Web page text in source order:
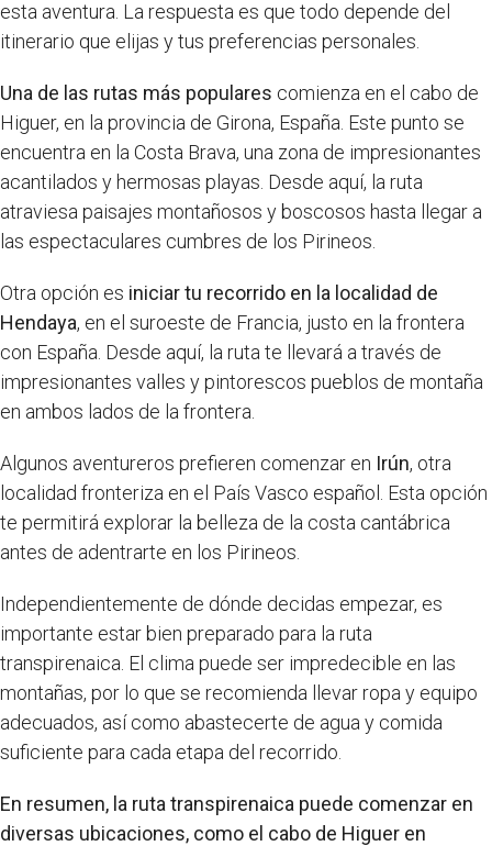
esta aventura. La respuesta es que todo depende del
itinerario que elijas y tus preferencias personales.
Una de las rutas más populares comienza en el cabo de
Higuer, en la provincia de Girona, España. Este punto se
encuentra en la Costa Brava, una zona de impresionantes
acantilados y hermosas playas. Desde aquí, la ruta
atraviesa paisajes montañosos y boscosos hasta llegar a
las espectaculares cumbres de los Pirineos.
Otra opción es iniciar tu recorrido en la localidad de
Hendaya, en el suroeste de Francia, justo en la frontera
con España. Desde aquí, la ruta te llevará a través de
impresionantes valles y pintorescos pueblos de montaña
en ambos lados de la frontera.
Algunos aventureros prefieren comenzar en Irún, otra
localidad fronteriza en el País Vasco español. Esta opción
te permitirá explorar la belleza de la costa cantábrica
antes de adentrarte en los Pirineos.
Independientemente de dónde decidas empezar, es
importante estar bien preparado para la ruta
transpirenaica. El clima puede ser impredecible en las
montañas, por lo que se recomienda llevar ropa y equipo
adecuados, así como abastecerte de agua y comida
suficiente para cada etapa del recorrido.
En resumen, la ruta transpirenaica puede comenzar en
diversas ubicaciones, como el cabo de Higuer en